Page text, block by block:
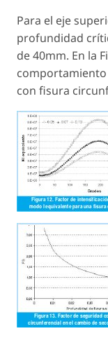
Para el eje
profundidad
de 40mm. En la
con fisura